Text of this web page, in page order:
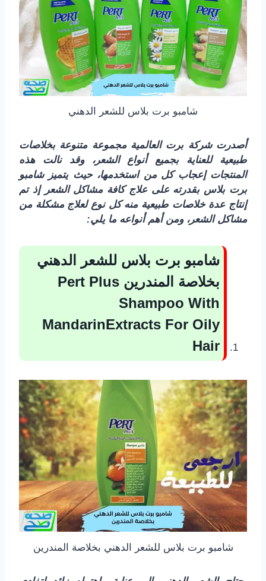
شامبو برت بلاس للشعر الدهني
أصدرت شركة برت العالمية مجموعة متنوعة بخلاصات
طبيعية للعناية بجميع أنواع الشعر، وقد نالت هذه
المنتجات إعجاب كل من استخدمها، حيث يتميز شامبو
برت بلاس بقدرته على علاج كافة مشاكل الشعر إذ تم
إنتاج عدة خلاصات طبيعية منه كل نوع لعلاج مشكلة من
مشاكل الشعر، ومن أهم أنواعه ما يلي:
شامبو برت بلاس للشعر الدهني
بخلاصة المندرين Pert Plus
Shampoo With
MandarinExtracts For Oily
Hair
شامبو برت بلاس للشعر الدهني بخلاصة المندرين